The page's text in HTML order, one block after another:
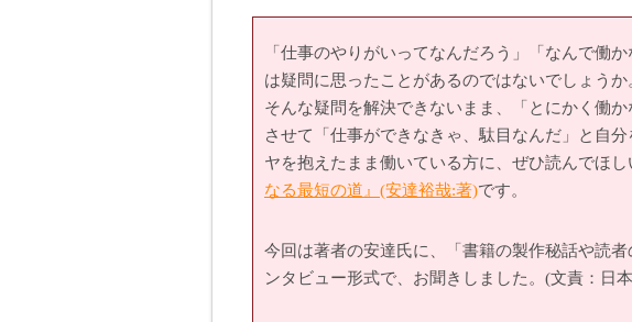
「仕事のやりがいってなんだろう」「なんで働
は疑問に思ったことがあるのではないでしょうか
そんな疑問を解決できないまま、「とにかく働
させて「仕事ができなきゃ、駄目なんだ」と自
ヤを抱えたまま働いている方に、ぜひ読んでほし
なる最短の道』(安達裕哉:著)です。
今回は著者の安達氏に、「書籍の製作秘話や読
ンタビュー形式で、お聞きしました。(文責：日